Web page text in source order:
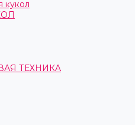
ТЕХНИКА